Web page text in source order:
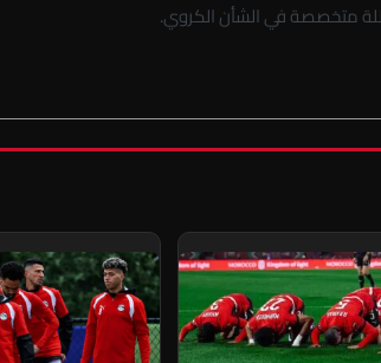
متخصصة في الشأن الكروي.